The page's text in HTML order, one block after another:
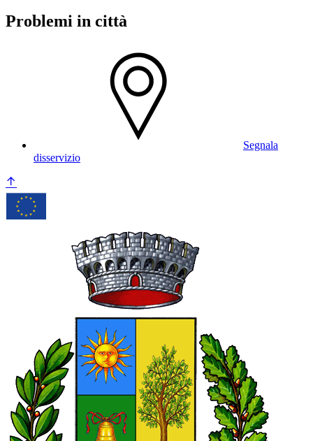
Problemi in città
Segnala
disservizio